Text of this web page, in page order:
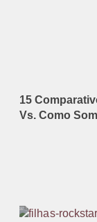
15
Vs. Como